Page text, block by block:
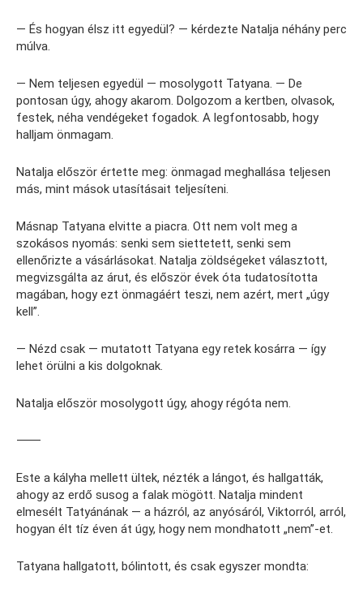
— És hogyan élsz itt egyedül? — kérdezte Natalja néhány perc
múlva.
— Nem teljesen egyedül — mosolygott Tatyana. — De
pontosan úgy, ahogy akarom. Dolgozom a kertben, olvasok,
festek, néha vendégeket fogadok. A legfontosabb, hogy
halljam önmagam.
Natalja először értette meg: önmagad meghallása teljesen
más, mint mások utasításait teljesíteni.
Másnap Tatyana elvitte a piacra. Ott nem volt meg a
szokásos nyomás: senki sem siettetett, senki sem
ellenőrizte a vásárlásokat. Natalja zöldségeket választott,
megvizsgálta az árut, és először évek óta tudatosította
magában, hogy ezt önmagáért teszi, nem azért, mert „úgy
kell”.
— Nézd csak — mutatott Tatyana egy retek kosárra — így
lehet örülni a kis dolgoknak.
Natalja először mosolygott úgy, ahogy régóta nem.
⸻
Este a kályha mellett ültek, nézték a lángot, és hallgatták,
ahogy az erdő susog a falak mögött. Natalja mindent
elmesélt Tatyánának — a házról, az anyósáról, Viktorról, arról,
hogyan élt tíz éven át úgy, hogy nem mondhatott „nem”-et.
Tatyana hallgatott, bólintott, és csak egyszer mondta: